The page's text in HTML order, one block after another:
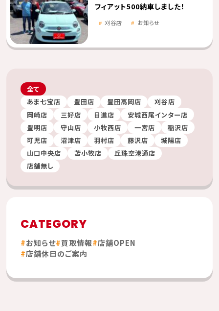
フィアット500納車しました！
刈谷店 お知らせ
全て
あま七宝店
豊田店 豊田高岡店
刈谷店
岡崎店
三好店 日進店
安城西尾インター店
豊明店
守山店 小牧西店 一宮店
稲沢店
可児店
沼津店 羽村店 藤沢店
城陽店
山口中央店
苫小牧店
丘珠空港通店
店舗無し
CATEGORY
お知らせ 買取情報 店舗OPEN
店舗休日のご案内